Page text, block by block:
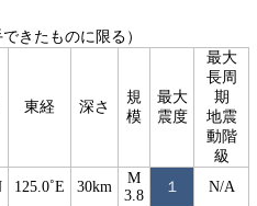
きたものに限る）
東経 深さ
規
模
最大
震度
最大
長周
期
地震
動階
級
125.0˚E 30km
M
3.8
１ N/A